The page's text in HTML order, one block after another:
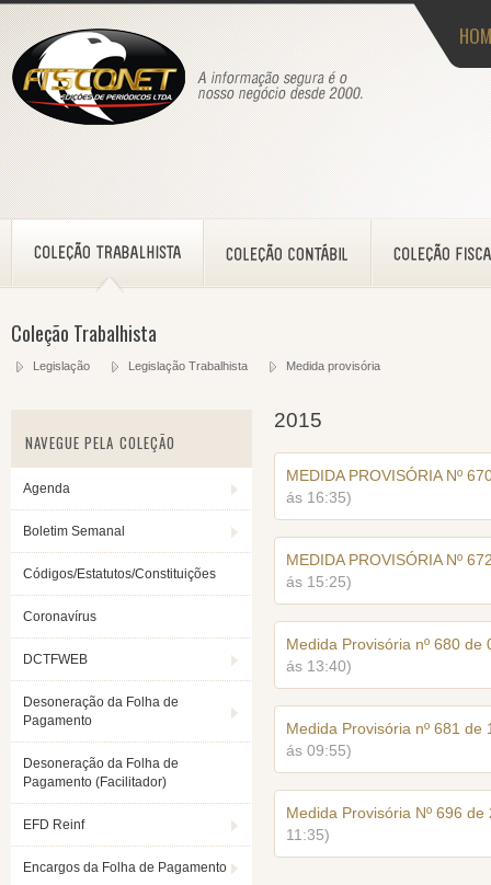
Coleção Trabalhista
Legislação Legislação Trabalhista Medida provisória
NAVEGUE PELA COLEÇÃO
Agenda
Boletim Semanal
Códigos/Estatutos/Constituições
Coronavírus
DCTFWEB
Desoneração da Folha de
Pagamento
Desoneração da Folha de
Pagamento (Facilitador)
EFD Reinf
Encargos da Folha de Pagamento
2015
MEDIDA PROVISÓRIA Nº
ás 16:35)
MEDIDA PROVISÓRIA Nº
ás 15:25)
Medida Provisória nº 680
ás 13:40)
Medida Provisória nº 681
ás 09:55)
Medida Provisória Nº 696
11:35)